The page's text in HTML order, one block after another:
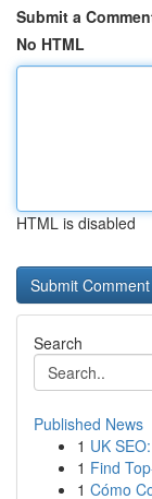
Submit a
No HTML
HTML is disabled
Search
Published News
1 UK
1 Find
1 Cómo